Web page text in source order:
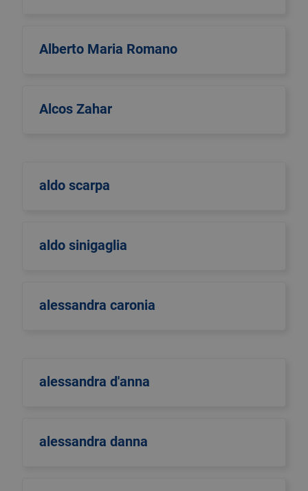
Alberto Maria Romano
Alcos Zahar
aldo scarpa
aldo sinigaglia
alessandra caronia
alessandra d'anna
alessandra danna